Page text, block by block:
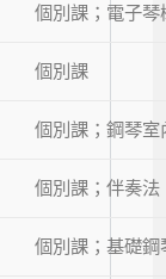
個別課；電子琴
個別課
個別課；鋼琴室
個別課；伴奏法
個別課；基礎鋼